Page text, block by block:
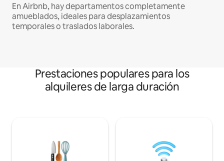
En Airbnb, hay departamentos completamente
amueblados, ideales para desplazamientos
temporales o traslados laborales.
Prestaciones populares para los
alquileres de larga duración